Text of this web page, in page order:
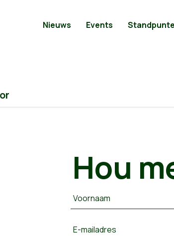
Nieuws Events
Hou
Voornaam
E-mailadres